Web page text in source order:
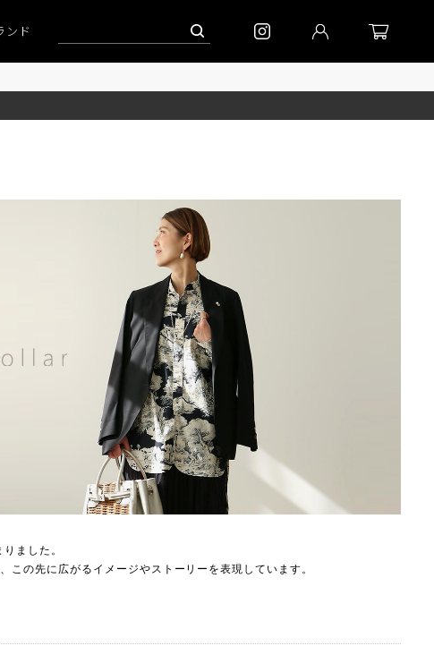
ンペーン」 到着｜2026AW「シフォンニット」 到着｜2026AW「マガジン」
ンド
ました。
この先に広がるイメージやストーリーを表現しています。